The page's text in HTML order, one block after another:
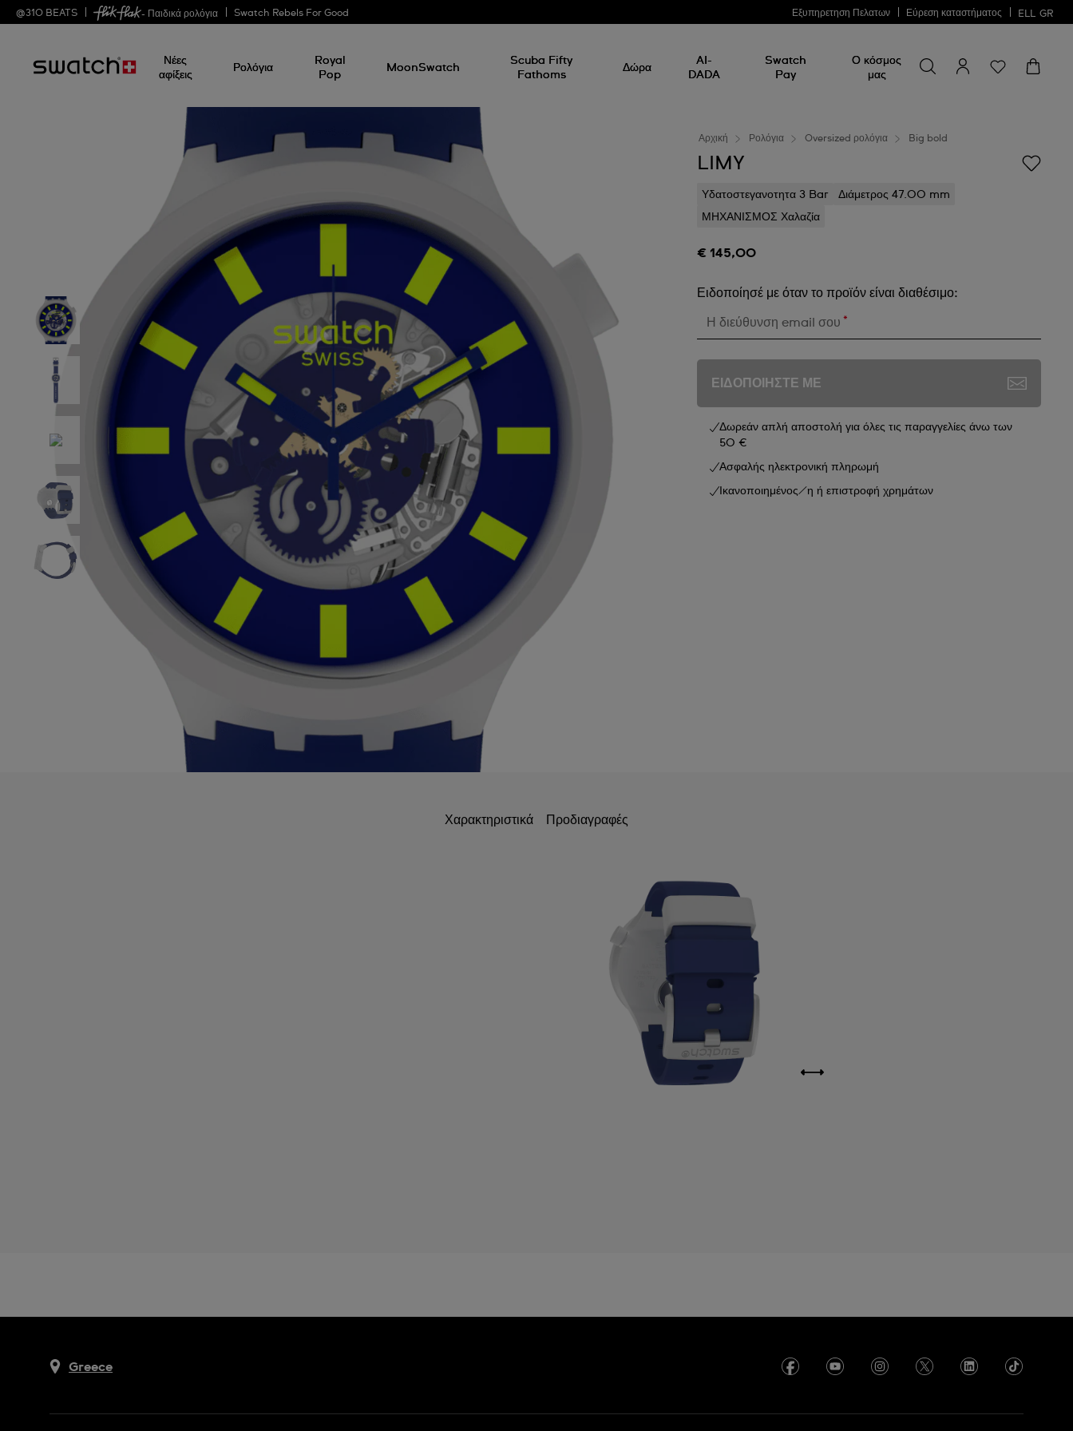
@310 BEATS - Παιδικά ρολόγια Swatch Rebels For Good Εξυπηρετηση Πελατων Εύρεση καταστήματος ELL GR
Νέες
αφίξεις
Ρολόγια
Royal
Pop
MoonSwatch
Scuba Fifty
Fathoms
Δώρα
AI-
DADA
Swatch
Pay
Ο κόσμος
μας
Αρχική Ρολόγια Oversized ρολόγια Big bold
LIMY
Υδατοστεγανοτητα 3 Bar
Διάμετρος 47.00 mm
ΜΗΧΑΝΙΣΜΟΣ Χαλαζία
€ 145,00
Ειδοποίησέ με όταν το προϊόν είναι διαθέσιμο:
Η διεύθυνση email σου *
ΕΙΔΟΠΟΙΗΣΤΕ ΜΕ
Δωρεάν απλή αποστολή για όλες τις παραγγελίες άνω των
50 €
Ασφαλής ηλεκτρονική πληρωμή
Ικανοποιημένος/η ή επιστροφή χρημάτων
Χαρακτηριστικά Προδιαγραφές
Greece